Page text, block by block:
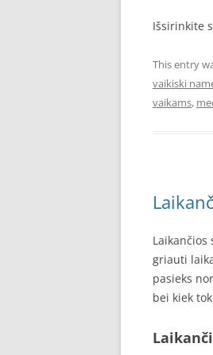
Išsirinkite
This entry
vaikiski
vaikams,
griauti
pasieks
bei kiek